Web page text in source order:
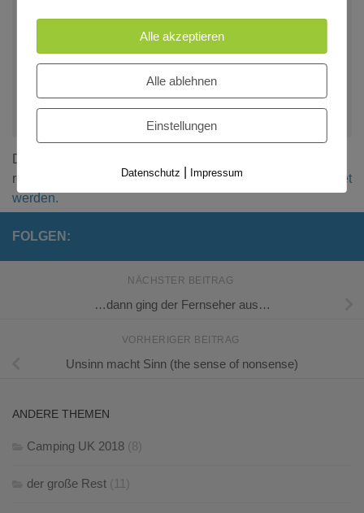
Diese Website verwendet Akismet, um Spam zu
reduzieren.
Erfahre, wie deine Kommentardaten verarbeitet
werden.
FOLGEN:
NÄCHSTER BEITRAG
…dann ging der Fernseher aus…
VORHERIGER BEITRAG
Unsinn macht Sinn (the sense of nonsense)
ANDERE THEMEN
Camping UK 2018 (8)
der große Rest (11)
Alle akzeptieren
Alle ablehnen
Einstellungen
Datenschutz Impressum